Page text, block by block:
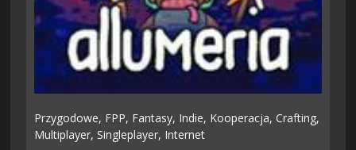
Przygodowe, FPP, Fantasy, Indie, Kooperacja,Crafting,
Multiplayer,Singleplayer, Internet